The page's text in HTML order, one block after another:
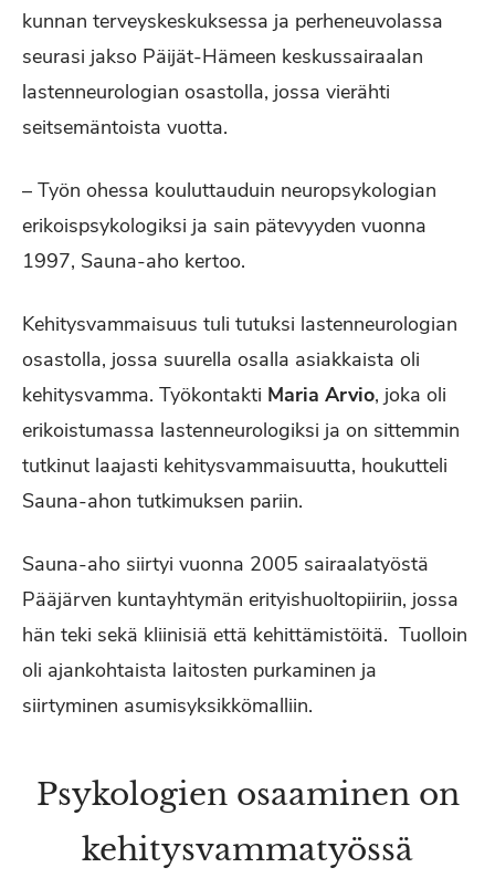
kunnan terveyskeskuksessa ja perheneuvolassa
seurasi jakso Päijät-Hämeen keskussairaalan
lastenneurologian osastolla, jossa vierähti
seitsemäntoista vuotta.
– Työn ohessa kouluttauduin neuropsykologian
erikoispsykologiksi ja sain pätevyyden vuonna
1997, Sauna-aho kertoo.
Kehitysvammaisuus tuli tutuksi lastenneurologian
osastolla, jossa suurella osalla asiakkaista oli
kehitysvamma. Työkontakti Maria Arvio, joka oli
erikoistumassa lastenneurologiksi ja on sittemmin
tutkinut laajasti kehitysvammaisuutta, houkutteli
Sauna-ahon tutkimuksen pariin.
Sauna-aho siirtyi vuonna 2005 sairaalatyöstä
Pääjärven kuntayhtymän erityishuoltopiiriin, jossa
hän teki sekä kliinisiä että kehittämistöitä. Tuolloin
oli ajankohtaista laitosten purkaminen ja
siirtyminen asumisyksikkömalliin.
Psykologien osaaminen on
kehitysvammatyössä